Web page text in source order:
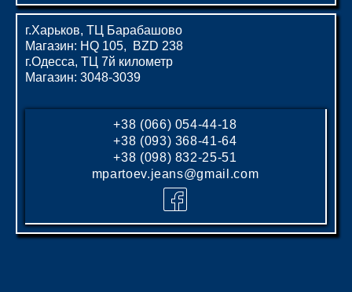
г.Харьков, ТЦ Барабашово
Магазин: HQ 105, BZD 238
г.Одесса, ТЦ 7й километр
Магазин: 3048-3039
+38 (066) 054-44-18
+38 (093) 368-41-64
+38 (098) 832-25-51
mpartoev.jeans@gmail.com